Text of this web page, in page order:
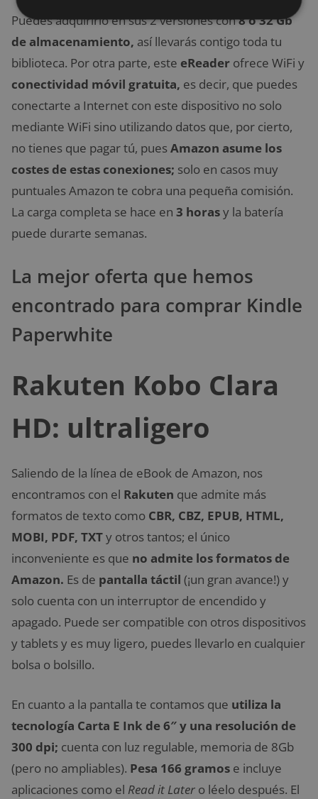
Puedes adquirirlo en sus 2 versiones con8 o 32 Gb
de almacenamiento, así llevarás contigo toda tu
biblioteca. Por otra parte, este eReader ofrece WiFi y
conectividad móvil gratuita, es decir, que puedes
conectarte a Internet con este dispositivo no solo
mediante WiFi sino utilizando datos que, por cierto,
no tienes que pagar tú, puesAmazon asume los
costes de estas conexiones; solo en casos muy
puntuales Amazon te cobra una pequeña comisión.
La carga completa se hace en 3 horasy la batería
puede durarte semanas.
La mejor oferta que hemos
encontrado para comprar Kindle
Paperwhite
Rakuten Kobo Clara
HD: ultraligero
Saliendo de la línea de eBook de Amazon, nos
encontramos con el Rakuten que admite más
formatos de texto como CBR, CBZ, EPUB, HTML,
MOBI, PDF, TXTy otros tantos; el único
inconveniente es que no admite los formatos de
Amazon. Es de pantalla táctil (¡un gran avance!) y
solo cuenta con un interruptor de encendido y
apagado. Puede ser compatible con otros dispositivos
y tablets y es muy ligero, puedes llevarlo en cualquier
bolsa o bolsillo.
En cuanto a la pantalla te contamos que utiliza la
tecnología Carta E Ink de 6″ y una resolución de
300 dpi; cuenta con luz regulable, memoria de 8Gb
(pero no ampliables). Pesa 166 gramos e incluye
aplicaciones como el Read it Later o léelo después. El